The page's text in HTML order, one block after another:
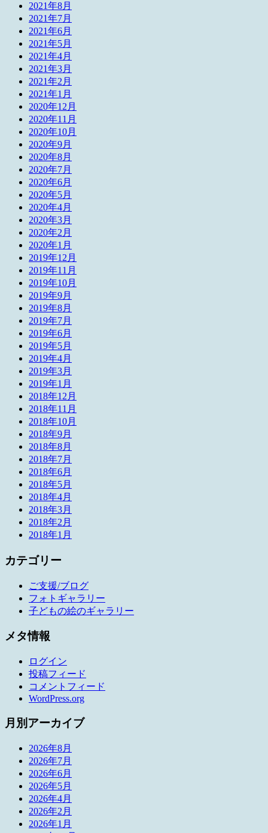
2021年8月
2021年7月
2021年6月
2021年5月
2021年4月
2021年3月
2021年2月
2021年1月
2020年12月
2020年11月
2020年10月
2020年9月
2020年8月
2020年7月
2020年6月
2020年5月
2020年4月
2020年3月
2020年2月
2020年1月
2019年12月
2019年11月
2019年10月
2019年9月
2019年8月
2019年7月
2019年6月
2019年5月
2019年4月
2019年3月
2019年1月
2018年12月
2018年11月
2018年10月
2018年9月
2018年8月
2018年7月
2018年6月
2018年5月
2018年4月
2018年3月
2018年2月
2018年1月
カテゴリー
ご支援/ブログ
フォトギャラリー
子どもの絵のギャラリー
メタ情報
ログイン
投稿フィード
コメントフィード
WordPress.org
月別アーカイブ
2026年8月
2026年7月
2026年6月
2026年5月
2026年4月
2026年2月
2026年1月